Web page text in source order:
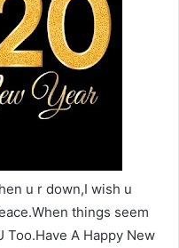
u r down,I wish u
things seem
Too.Have A Happy New